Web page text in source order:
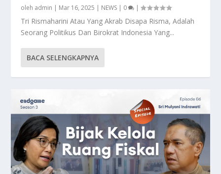
oleh admin | Mar 16, 2025 | NEWS | 0 |
Tri Rismaharini Atau Yang Akrab Disapa Risma, Adalah
Seorang Politikus Dan Birokrat Indonesia Yang...
BACA SELENGKAPNYA